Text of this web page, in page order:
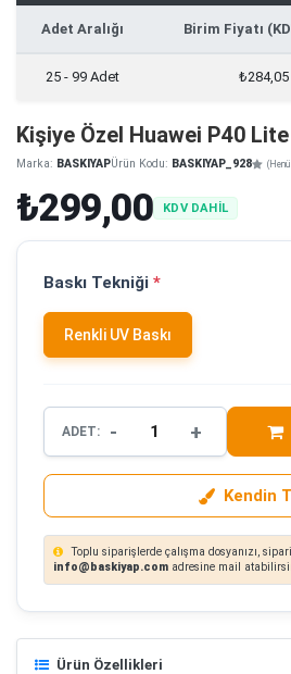
Adet Aralığı Birim Fiyatı
25 - 99 Adet ₺284,05
Kişiye Özel Huawei P40 Lite
Marka: BASKIYAPÜrün Kodu: BASKIYAP_928
₺299,00 KDV DAHİL
Baskı Tekniği *
Renkli UV Baskı
ADET: - +
Kendin
Toplu siparişlerde çalışma dosyanızı,
info@baskiyap.com adresine mail
Ürün Özellikleri